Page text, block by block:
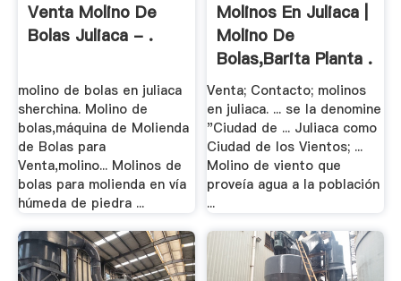
Venta Molino De
Bolas Juliaca - .
molino de bolas en juliaca
sherchina. Molino de
bolas,máquina de Molienda
de Bolas para
Venta,molino... Molinos de
bolas para molienda en vía
húmeda de piedra ...
Molinos En Juliaca |
Molino De
Bolas,Barita Planta .
Venta; Contacto; molinos
en juliaca. ... se la denomine
"Ciudad de ... Juliaca como
Ciudad de los Vientos; ...
Molino de viento que
proveía agua a la población
...